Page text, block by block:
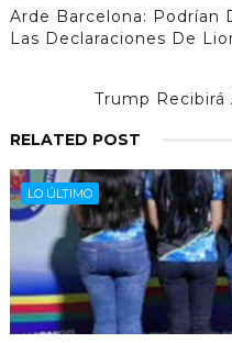
Arde Barcelona: Podrían
Las Declaraciones De
Trump Recibirá
RELATED POST
LO ÚLTIMO